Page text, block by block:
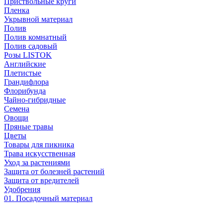
Пленка
Укрывной материал
Полив
Полив комнатный
Полив садовый
Розы LISTOK
Английские
Плетистые
Грандифлора
Флорибунда
Чайно-гибридные
Семена
Овощи
Пряные травы
Цветы
Товары для пикника
Трава искусственная
Уход за растениями
Защита от болезней растений
Защита от вредителей
Удобрения
01. Посадочный материал